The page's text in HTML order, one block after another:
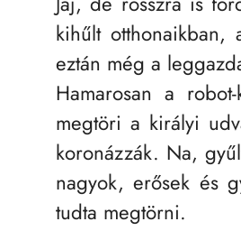
kihűlt
eztán még a
Hamarosan a
megtöri a királyi
koronázzák. Na,
nagyok, erősek és
tudta megtörni.